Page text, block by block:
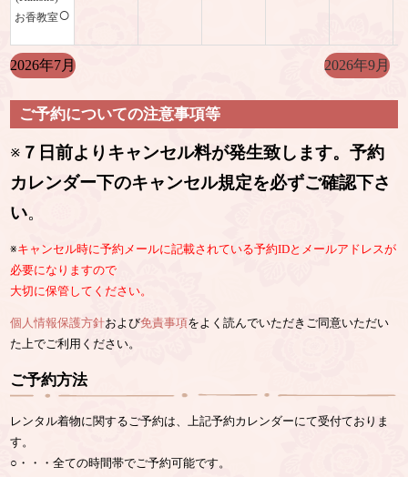
お香教室○
2026年7月 2026年9月
ご予約についての注意事項等
※ ７日前よりキャンセル料が発生致します。予約
カレンダー下のキャンセル規定を必ずご確認下さ
い。
※キャンセル時に予約メールに記載されている予約IDとメールアドレスが
必要になりますので
大切に保管してください。
個人情報保護方針および免責事項をよく読んでいただきご同意いただい
た上でご利用ください。
ご予約方法
レンタル着物に関するご予約は、上記予約カレンダーにて受付ておりま
す。
○・・・全ての時間帯でご予約可能です。